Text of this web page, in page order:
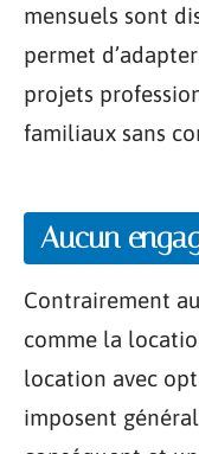
mensuels sont
permet
projets
familiaux sans
Aucun
Contrairement
comme la
location avec
imposent